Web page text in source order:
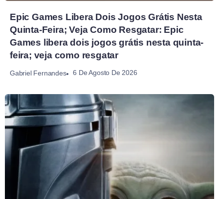
Epic Games Libera Dois Jogos Grátis Nesta
Quinta-Feira; Veja Como Resgatar: Epic
Games libera dois jogos grátis nesta quinta-
feira; veja como resgatar
Gabriel Fernandes 6 De Agosto De 2026